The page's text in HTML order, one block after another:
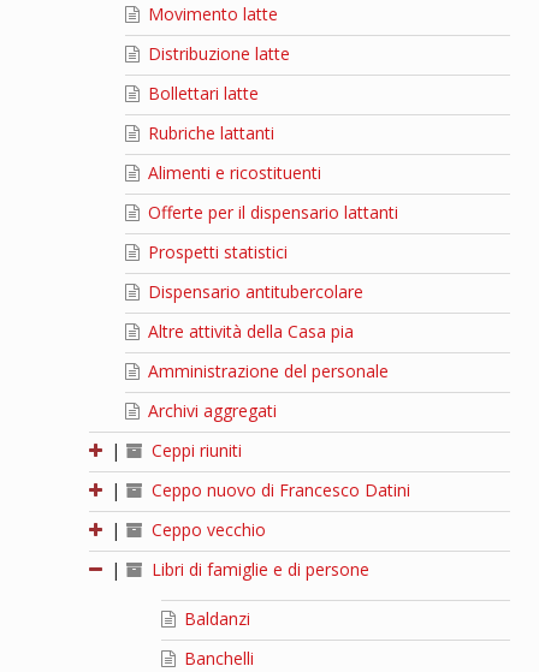
Movimento latte
Distribuzione latte
Bollettari latte
Rubriche lattanti
Alimenti e ricostituenti
Offerte per il dispensario lattanti
Prospetti statistici
Dispensario antitubercolare
Altre attività della Casa pia
Amministrazione del personale
Archivi aggregati
|
Ceppi riuniti
|
Ceppo nuovo di Francesco Datini
|
Ceppo vecchio
|
Libri di famiglie e di persone
Baldanzi
Banchelli